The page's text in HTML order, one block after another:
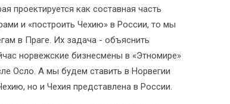
проектируется как составная часть
и «построить Чехию» в России, то мы
в Праге. Их задача - объяснить
норвежские бизнесмены в «Этномире»
Осло. А мы будем ставить в Норвегии
но и Чехия представлена в России.